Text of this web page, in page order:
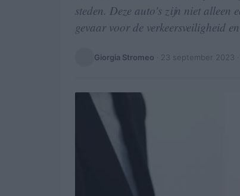
steden. Deze auto's zijn niet alleen
gevaar voor de verkeersveiligheid
Giorgia Stromeo 23 september 2023